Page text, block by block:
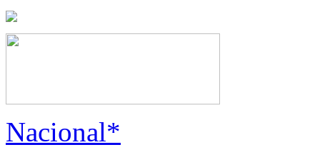
Nacional*